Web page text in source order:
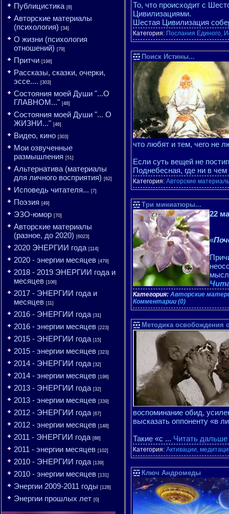
Публицистика [8]
Авторские материалы
(психология) [34]
О жизни (психология
отношений) [79]
Притчи [198]
Рассказы, сказки, очерки,
эссе.... [303]
Состояния моей Души "...О
ГЛАВНОМ..." [48]
Состояния моей Души "... О
ЖИЗНИ..." [46]
Видео, кино [303]
Мои озвученные
размышления [51]
Альтернатива (материалы
для личного восприятия) [62]
Исповедь читателя... [7]
Поэзия [49]
ЭЗО-юмор [70]
Авторские материалы
(разное, до 2020) [6023]
2020 ЭНЕРГИИ года [114]
2020 - энергии месяцев [479]
2018 - 2019 ЭНЕРГИИ года и
месяцев [106]
2017 - ЭНЕРГИИ года и
месяцев [11]
2016 - ЭНЕРГИИ года [31]
2016 - энергии месяцев [223]
2015 - ЭНЕРГИИ года [15]
2015 - энергии месяцев [323]
2014 - ЭНЕРГИИ года [32]
2014 - энергии месяцев [198]
2013 - ЭНЕРГИИ года [32]
2013 - энергии месяцев [339]
2012 - ЭНЕРГИИ года [67]
2012 - энергии месяцев [148]
2011 - ЭНЕРГИИ года [88]
2011 - энергии месяцев [102]
2010 - ЭНЕРГИИ года [139]
2010 - энергии месяцев [131]
Энергии 2009-2011 годы [128]
Энергии прошлых лет [0]
То, что происходит с
Цивилизациями.
Шестая Цивилизация
Категория: Послания Единого,
Поиск Истины...
что любят и тем, чего не
Если суть вещей не
Поднебесная, где ни в чем
Категория: Авторские
Три миниатюры...
22
«
Категория: Авторские
Комментарии (0)
Методика освобождения
воспоминание обид,
высказать оппоненту «в
Такие «с ... Читать дальше
Категория: Активации,
Ключ Андромеды